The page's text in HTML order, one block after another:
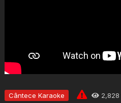
Cântece Karaoke 2,828